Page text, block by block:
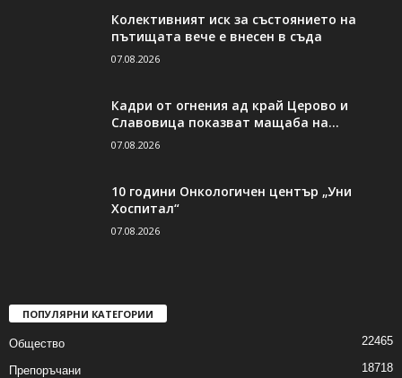
Колективният иск за състоянието на
пътищата вече е внесен в съда
07.08.2026
Кадри от огнения ад край Церово и
Славовица показват мащаба на...
07.08.2026
10 години Онкологичен център „Уни
Хоспитал“
07.08.2026
ПОПУЛЯРНИ КАТЕГОРИИ
Общество 22465
Препоръчани 18718